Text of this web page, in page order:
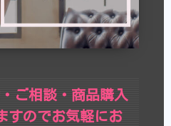
ご相談・商品購入
すのでお気軽にお